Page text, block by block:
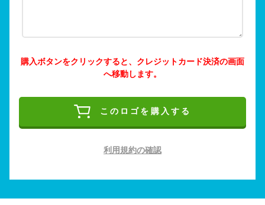
購入ボタンをクリックすると、クレジットカード決済の画面
へ移動します。
このロゴを購入する
利用規約の確認